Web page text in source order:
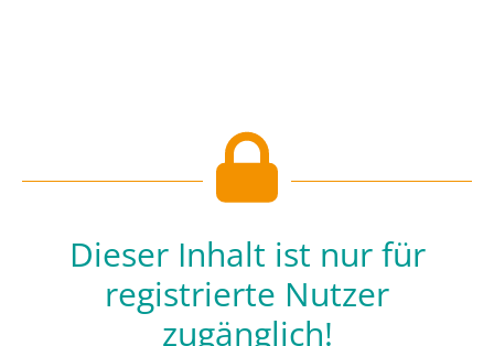
Dieser Inhalt ist nur für
registrierte Nutzer
zugänglich!